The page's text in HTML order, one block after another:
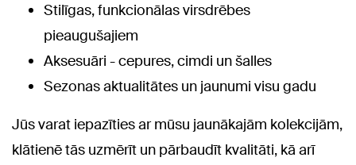
Stilīgas, funkcionālas virsdrēbes
pieaugušajiem
Aksesuāri - cepures, cimdi un šalles
Sezonas aktualitātes un jaunumi visu gadu
Jūs varat iepazīties ar mūsu jaunākajām kolekcijām,
klātienē tās uzmērīt un pārbaudīt kvalitāti, kā arī